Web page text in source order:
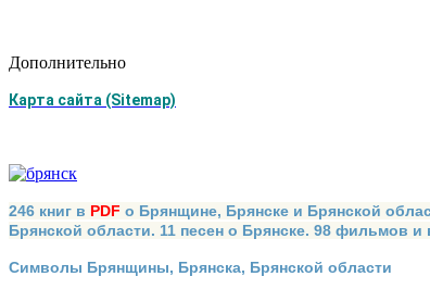
Дополнительно
Карта сайта (Sitemap)
246 книг в PDF о Брянщине, Брянске и Брянской
Брянской области. 11 песен о Брянске. 98 фильмов
Символы Брянщины, Брянска, Брянской области